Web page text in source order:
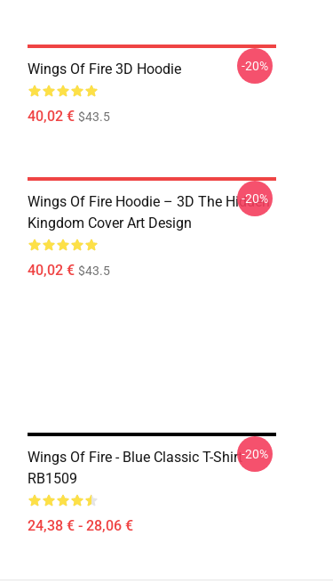
Wings Of Fire 3D Hoodie
40,02 € $43.5
-20%
Wings Of Fire Hoodie – 3D The Hidden
Kingdom Cover Art Design
40,02 € $43.5
-20%
Wings Of Fire - Blue Classic T-Shirt
RB1509
24,38 € - 28,06 €
-20%